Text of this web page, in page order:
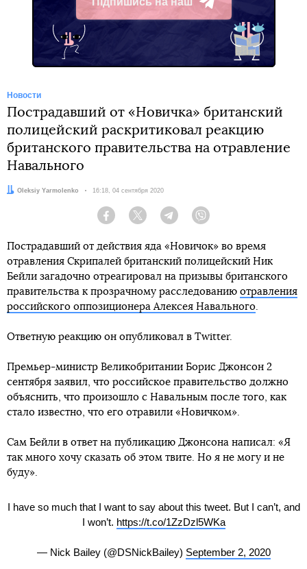
Telegram
Новости
Пострадавший от «Новичка» британский
полицейский раскритиковал реакцию
британского правительства на отравление
Навального
Автор:
Oleksiy Yarmolenko Дата:
16:18, 04 сентября 2020
Facebook Twitter Telegram
Пострадавший от действия яда «Новичок» во время
отравления Скрипалей британский полицейский Ник
Бейли загадочно отреагировал на призывы британского
правительства к прозрачному расследованию отравления
российского оппозиционера Алексея Навального.
Ответную реакцию он опубликовал в Twitter.
Премьер-министр Великобритании Борис Джонсон 2
сентября заявил, что российское правительство должно
объяснить, что произошло с Навальным после того, как
стало известно, что его отравили «Новичком».
Сам Бейли в ответ на публикацию Джонсона написал: «Я
так много хочу сказать об этом твите. Но я не могу и не
буду».
I have so much that I want to say about this tweet. But I can’t, and
I won’t. https://t.co/1ZzDzl5WKa
— Nick Bailey (@DSNickBailey) September 2, 2020